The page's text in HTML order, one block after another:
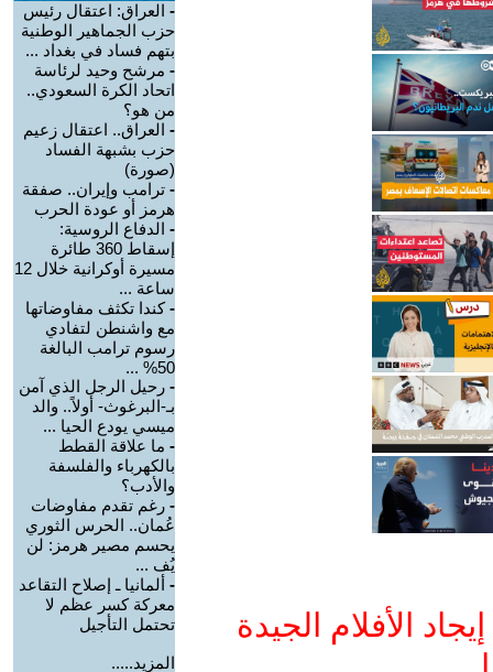
الأفلام الجيدة
- العراق: اعتقال رئيس
حزب الجماهير الوطنية
بتهم فساد في بغداد ...
- مرشح وحيد لرئاسة
اتحاد الكرة السعودي..
من هو؟
- العراق.. اعتقال زعيم
حزب بشبهة الفساد
(صورة)
- ترامب وإيران.. صفقة
هرمز أو عودة الحرب
- الدفاع الروسية:
إسقاط 360 طائرة
مسيرة أوكرانية خلال 12
ساعة ...
-كندا تكثف مفاوضاتها
مع واشنطن لتفادي
رسوم ترامب البالغة
50% ...
- رحيل الرجل الذي آمن
بـ-البرغوث- أولاً.. والد
ميسي يودع الحيا ...
- ما علاقة القطط
بالكهرباء والفلسفة
والأدب؟
- رغم تقدم مفاوضات
عُمان.. الحرس الثوري
يحسم مصير هرمز: لن
يُف ...
- ألمانيا ـ إصلاح التقاعد
معركة كسر عظم لا
تحتمل التأجيل
المزيد.....